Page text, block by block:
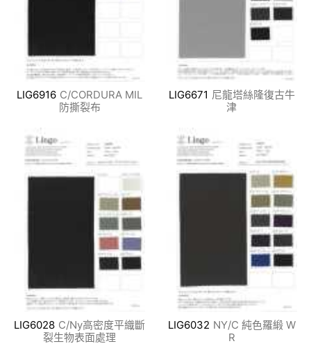
LIG6916 C/CORDURA MIL
防撕裂布
LIG6671 尼龍塔絲隆復古牛
津
LIG6028 C/Ny高密度平織斷
裂生物表面處理
LIG6032 NY/C 純色羅緞 W
R